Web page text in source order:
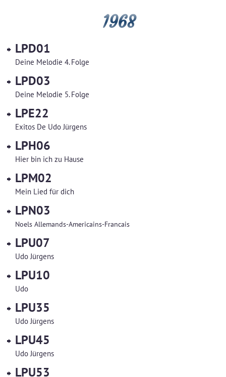
1968
LPD01
Deine Melodie 4. Folge
LPD03
Deine Melodie 5. Folge
LPE22
Exitos De Udo Jürgens
LPH06
Hier bin ich zu Hause
LPM02
Mein Lied für dich
LPN03
Noels Allemands-Americains-Francais
LPU07
Udo Jürgens
LPU10
Udo
LPU35
Udo Jürgens
LPU45
Udo Jürgens
LPU53